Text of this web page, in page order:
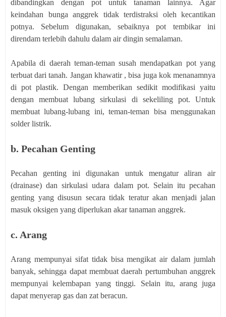
dibandingkan dengan pot untuk tanaman lainnya. Agar
keindahan bunga anggrek tidak terdistraksi oleh kecantikan
potnya. Sebelum digunakan, sebaiknya pot tembikar ini
direndam terlebih dahulu dalam air dingin semalaman.
Apabila di daerah teman-teman susah mendapatkan pot yang
terbuat dari tanah. Jangan khawatir , bisa juga kok menanamnya
di pot plastik. Dengan memberikan sedikit modifikasi yaitu
dengan membuat lubang sirkulasi di sekeliling pot. Untuk
membuat lubang-lubang ini, teman-teman bisa menggunakan
solder listrik.
b. Pecahan Genting
Pecahan genting ini digunakan untuk mengatur aliran air
(drainase) dan sirkulasi udara dalam pot. Selain itu pecahan
genting yang disusun secara tidak teratur akan menjadi jalan
masuk oksigen yang diperlukan akar tanaman anggrek.
c. Arang
Arang mempunyai sifat tidak bisa mengikat air dalam jumlah
banyak, sehingga dapat membuat daerah pertumbuhan anggrek
mempunyai kelembapan yang tinggi. Selain itu, arang juga
dapat menyerap gas dan zat beracun.